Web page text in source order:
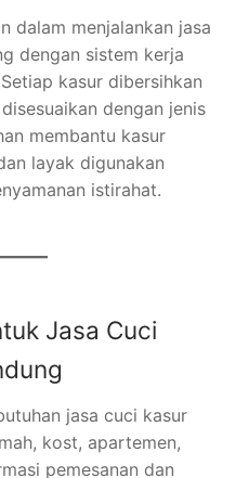
dalam menjalankan jasa
dengan sistem kerja
kasur dibersihkan
dengan jenis
membantu kasur
layak digunakan
istirahat.
Jasa Cuci
jasa cuci kasur
kost, apartemen,
pemesanan dan